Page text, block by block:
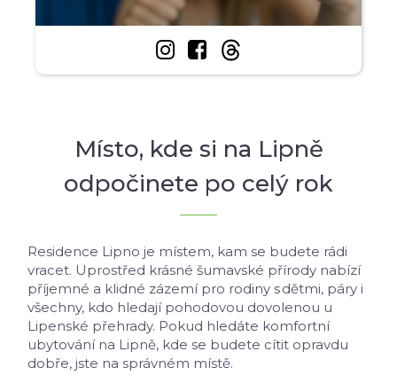
 
Místo, kde si na Lipně
odpočinete po celý rok
Residence Lipno je místem, kam se budete rádi
vracet. Uprostřed krásné šumavské přírody nabízí
příjemné a klidné zázemí pro rodiny s dětmi, páry i
všechny, kdo hledají pohodovou dovolenou u
Lipenské přehrady. Pokud hledáte komfortní
ubytování na Lipně, kde se budete cítit opravdu
dobře, jste na správném místě.